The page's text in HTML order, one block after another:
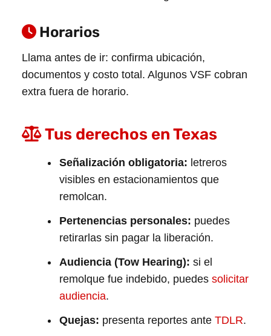
Horarios
Llama antes de ir: confirma ubicación,
documentos y costo total. Algunos VSF cobran
extra fuera de horario.
Tus derechos en Texas
Señalización obligatoria: letreros
visibles en estacionamientos que
remolcan.
Pertenencias personales: puedes
retirarlas sin pagar la liberación.
Audiencia (Tow Hearing): si el
remolque fue indebido, puedes solicitar
audiencia.
Quejas: presenta reportes ante TDLR.